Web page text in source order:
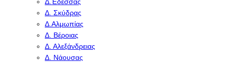
Δ. Σκύδρας
Δ.Αλμωπίας
Δ. Βέροιας
Δ. Αλεξάνδρειας
Δ. Νάουσας